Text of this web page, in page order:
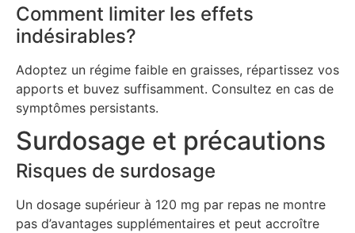
Comment limiter les effets
indésirables?
Adoptez un régime faible en graisses, répartissez vos
apports et buvez suffisamment. Consultez en cas de
symptômes persistants.
Surdosage et précautions
Risques de surdosage
Un dosage supérieur à 120 mg par repas ne montre
pas d’avantages supplémentaires et peut accroître